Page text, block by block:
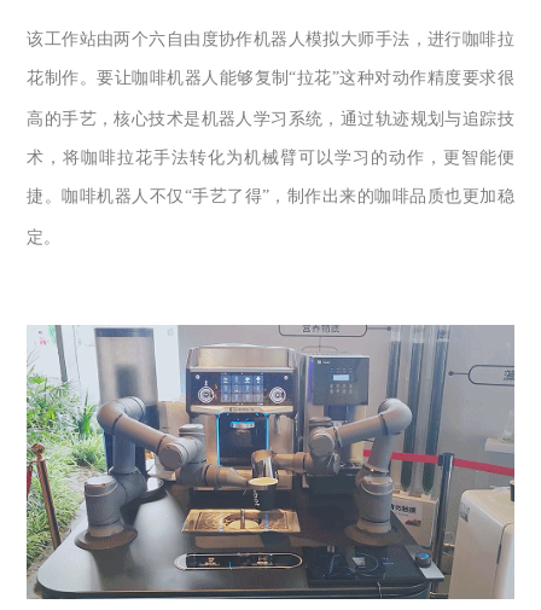
该工作站由两个六自由度协作机器人模拟大师手法，进行咖啡拉
花制作。要让咖啡机器人能够复制“拉花”这种对动作精度要求很
高的手艺，核心技术是机器人学习系统，通过轨迹规划与追踪技
术，将咖啡拉花手法转化为机械臂可以学习的动作，更智能便
捷。咖啡机器人不仅 “手艺了得” ，制作出来的咖啡品质也更加稳
定。